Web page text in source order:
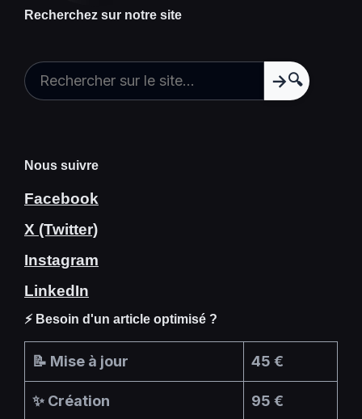
Recherchez sur notre site
🔍
Nous suivre
Facebook
X (Twitter)
Instagram
LinkedIn
⚡ Besoin d'un article optimisé ?
📝 Mise à jour 45 €
✨ Création 95 €